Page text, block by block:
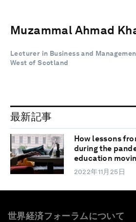
Muzammal Ahmad
Lecturer in Business and
West of Scotland
最新記事
How lessons
during the
education
2022年11月25日
世界経済フォーラムについて